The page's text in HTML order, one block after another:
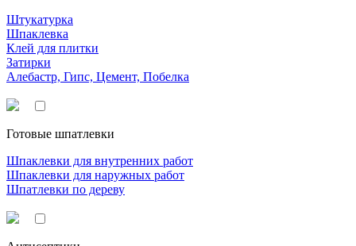
Штукатурка
Шпаклевка
Клей для плитки
Затирки
Алебастр, Гипс, Цемент, Побелка
Готовые шпатлевки
Шпаклевки для внутренних работ
Шпаклевки для наружных работ
Шпатлевки по дереву